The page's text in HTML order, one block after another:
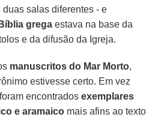
duas salas diferentes - e
Bíblia grega estava na base da
e da difusão da Igreja.
manuscritos do Mar Morto,
estivesse certo. Em vez
foram encontradosexemplares
e aramaico mais afins ao texto